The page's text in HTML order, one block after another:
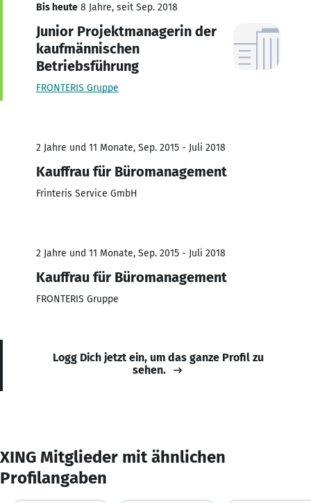
Bis heute 8 Jahre, seit Sep. 2018
Junior Projektmanagerin der
kaufmännischen
Betriebsführung
FRONTERIS Gruppe
2 Jahre und 11 Monate, Sep. 2015 - Juli 2018
Kauffrau für Büromanagement
Frinteris Service GmbH
2 Jahre und 11 Monate, Sep. 2015 - Juli 2018
Kauffrau für Büromanagement
FRONTERIS Gruppe
Logg Dich jetzt ein, um das ganze Profil zu
sehen.
XING Mitglieder mit ähnlichen
Profilangaben